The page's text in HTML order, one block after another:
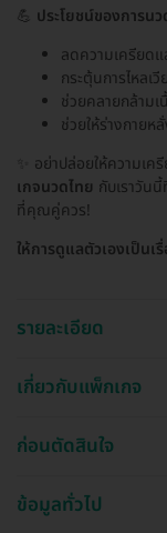
💪 ประโยชน์ของการน
ลดความเครียด
กระตุ้นการไหลเ
ช่วยคลายกล้าม
ช่วยให้ร่างกายห
✨ อย่าปล่อยให้ความเ
เกจนวดไทย กับเราวัน
ที่คุณคู่ควร!
ให้การดูแลตัวเองเป็นเ
รายละเอียด
เกี่ยวกับแพ็กเกจ
ก่อนตัดสินใจ
ข้อมูลทั่วไป